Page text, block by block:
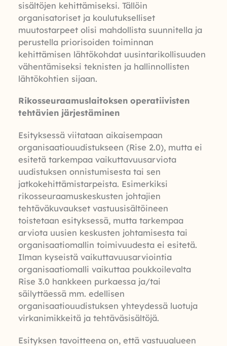
sisältöjen kehittämiseksi. Tällöin
organisatoriset ja koulutukselliset
muutostarpeet olisi mahdollista suunnitella ja
perustella priorisoiden toiminnan
kehittämisen lähtökohdat uusintarikollisuuden
vähentämiseksi teknisten ja hallinnollisten
lähtökohtien sijaan.
Rikosseuraamuslaitoksen operatiivisten
tehtävien järjestäminen
Esityksessä viitataan aikaisempaan
organisaatiouudistukseen (Rise 2.0), mutta ei
esitetä tarkempaa vaikuttavuusarviota
uudistuksen onnistumisesta tai sen
jatkokehittämistarpeista. Esimerkiksi
rikosseuraamuskeskusten johtajien
tehtäväkuvaukset vastuusisältöineen
toistetaan esityksessä, mutta tarkempaa
arviota uusien keskusten johtamisesta tai
organisaatiomallin toimivuudesta ei esitetä.
Ilman kyseistä vaikuttavuusarviointia
organisaatiomalli vaikuttaa poukkoilevalta
Rise 3.0 hankkeen purkaessa ja/tai
säilyttäessä mm. edellisen
organisaatiouudistuksen yhteydessä luotuja
virkanimikkeitä ja tehtäväsisältöjä.
Esityksen tavoitteena on, että vastuualueen